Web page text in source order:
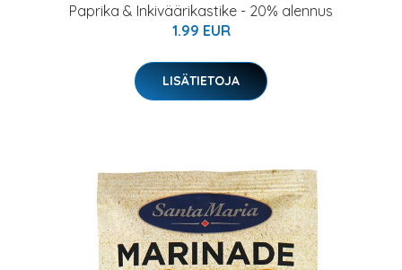
Paprika & Inkiväärikastike - 20% alennus
1.99 EUR
LISÄTIETOJA